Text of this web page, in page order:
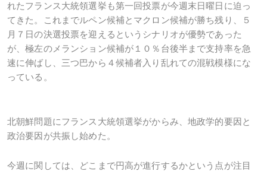
れたフランス大統領選挙も第一回投票が今週末日曜日に迫っ
てきた。これまでルペン候補とマクロン候補が勝ち残り、５
月７日の決選投票を迎えるというシナリオが優勢であった
が、極左のメランション候補が１０％台後半まで支持率を急
速に伸ばし、三つ巴から４候補者入り乱れての混戦模様にな
っている。
北朝鮮問題にフランス大統領選挙がからみ、地政学的要因と
政治要因が共振し始めた。
今週に関しては、どこまで円高が進行するかという点が注目